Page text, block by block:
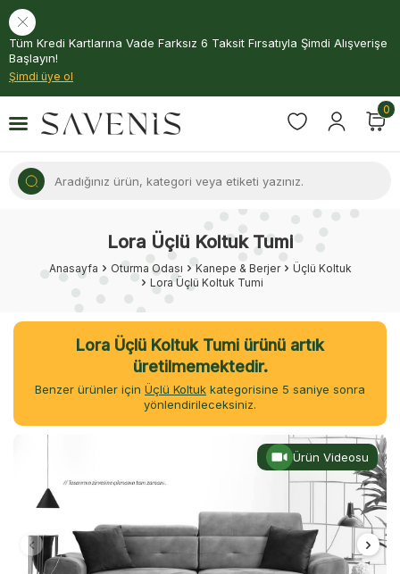
Tüm Kredi Kartlarına Vade Farksız 6 Taksit Fırsatıyla Şimdi Alışverişe
Başlayın!
Şimdi üye ol
0
Lora Üçlü Koltuk Tumi
Anasayfa Oturma Odası Kanepe & Berjer
Üçlü Koltuk
Lora Üçlü Koltuk Tumi
Lora Üçlü Koltuk Tumi ürünü artık
üretilmemektedir.
Benzer ürünler için Üçlü Koltuk kategorisine 5 saniye sonra
yönlendirileceksiniz.
Ürün Videosu